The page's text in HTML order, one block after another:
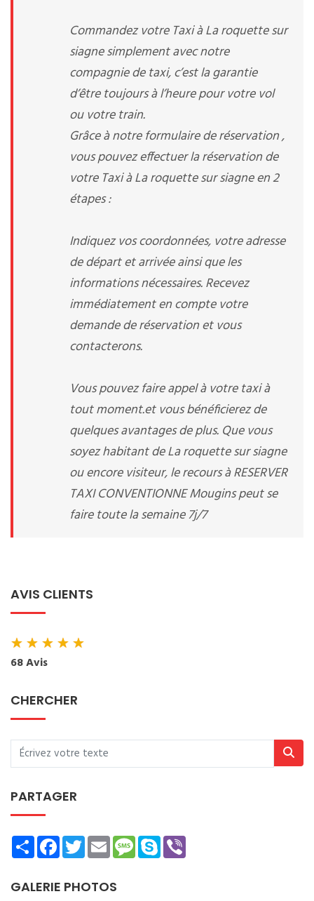
Commandez votre Taxi à La roquette sur
siagne simplement avec notre
compagnie de taxi, c’est la garantie
d’être toujours à l’heure pour votre vol
ou votre train.
Grâce à notre formulaire de réservation ,
vous pouvez effectuer la réservation de
votre Taxi à La roquette sur siagne en 2
étapes :
Indiquez vos coordonnées, votre adresse
de départ et arrivée ainsi que les
informations nécessaires. Recevez
immédiatement en compte votre
demande de réservation et vous
contacterons.
Vous pouvez faire appel à votre taxi à
tout moment.et vous bénéficierez de
quelques avantages de plus. Que vous
soyez habitant de La roquette sur siagne
ou encore visiteur, le recours à RESERVER
TAXI CONVENTIONNE Mougins peut se
faire toute la semaine 7j/7
AVIS CLIENTS
★★★★★
68 Avis
CHERCHER
PARTAGER
ShareFacebookTwitterEmailMessage
Skype
GALERIE PHOTOS